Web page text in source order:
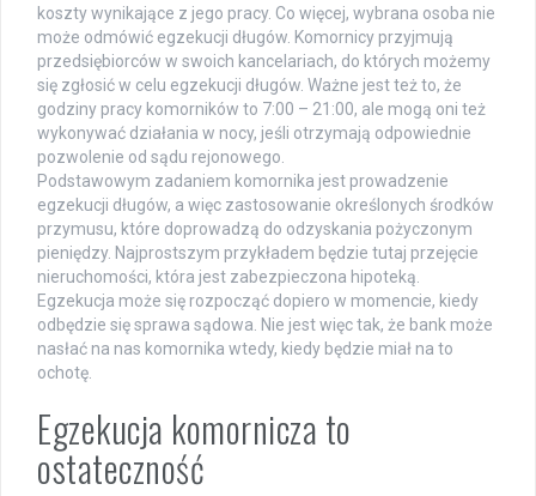
koszty wynikające z jego pracy. Co więcej, wybrana osoba nie
może odmówić egzekucji długów. Komornicy przyjmują
przedsiębiorców w swoich kancelariach, do których możemy
się zgłosić w celu egzekucji długów. Ważne jest też to, że
godziny pracy komorników to 7:00 – 21:00, ale mogą oni też
wykonywać działania w nocy, jeśli otrzymają odpowiednie
pozwolenie od sądu rejonowego.
Podstawowym zadaniem komornika jest prowadzenie
egzekucji długów, a więc zastosowanie określonych środków
przymusu, które doprowadzą do odzyskania pożyczonym
pieniędzy. Najprostszym przykładem będzie tutaj przejęcie
nieruchomości, która jest zabezpieczona hipoteką.
Egzekucja może się rozpocząć dopiero w momencie, kiedy
odbędzie się sprawa sądowa. Nie jest więc tak, że bank może
nasłać na nas komornika wtedy, kiedy będzie miał na to
ochotę.
Egzekucja komornicza to
ostateczność